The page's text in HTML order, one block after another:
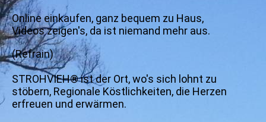
Online einkaufen, ganz bequem zu Haus,
Videos zeigen's, da ist niemand mehr aus.
(Refrain)
STROHVIEH® ist der Ort, wo's sich lohnt zu
stöbern, Regionale Köstlichkeiten, die Herzen
erfreuen und erwärmen.